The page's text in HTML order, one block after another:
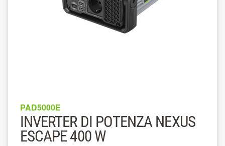
PAD5000E
INVERTER DI POTENZA NEXUS
ESCAPE 400 W